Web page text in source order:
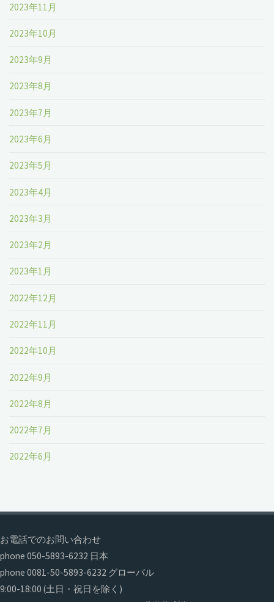
2023年11月
2023年10月
2023年9月
2023年8月
2023年7月
2023年6月
2023年5月
2023年4月
2023年3月
2023年2月
2023年1月
2022年12月
2022年11月
2022年10月
2022年9月
2022年8月
2022年7月
2022年6月
お電話でのお問い合わせ
phone 050-5893-6232 日本
phone 0081-50-5893-6232 グローバル
9:00-18:00 (土日・祝日を除く)